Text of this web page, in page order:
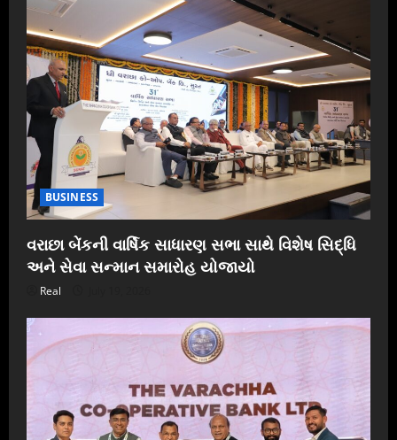
BUSINESS
વરાછા બેંકની વાર્ષિક સાધારણ સભા સાથે વિશેષ સિદ્ધિ
અને સેવા સન્માન સમારોહ યોજાયો
Real